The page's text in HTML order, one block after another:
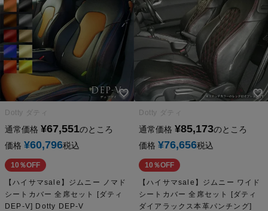
Dotty ダティ
通常価格 ¥67,551のところ
価格 ¥60,796税込
10％OFF
【ハイサマsale】ジムニー ノマド
シートカバー 全席セット [ダティ
DEP-V] Dotty DEP-V
Dotty ダティ
通常価格 ¥85,173のところ
価格 ¥76,656税込
10％OFF
【ハイサマsale】ジムニー ワイド
シートカバー 全席セット [ダティ
ダイアラックス本革パンチング]